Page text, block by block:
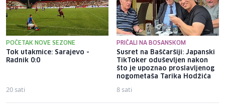
POČETAK NOVE SEZONE
Tok utakmice: Sarajevo -
Radnik 0:0
20 sati
PRIČALI NA BOSANSKOM
Susret na Baščaršiji: Japanski
TikToker oduševljen nakon
što je upoznao proslavljenog
nogometaša Tarika Hodžića
8 sati